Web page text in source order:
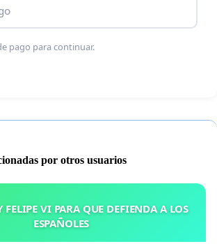
pago para continuar.
por otros usuarios
FELIPE VI PARA QUE DEFIENDA A LOS
ESPAÑOLES